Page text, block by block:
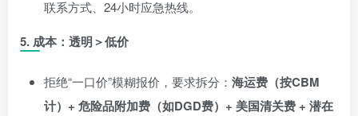
联系方式、24小时应急热线。
5. 成本：透明＞低价
拒绝“一口价”模糊报价，要求拆分： 海运费（按CBM
计）+ 危险品附加费（如DGD费）+ 美国清关费 + 潜在